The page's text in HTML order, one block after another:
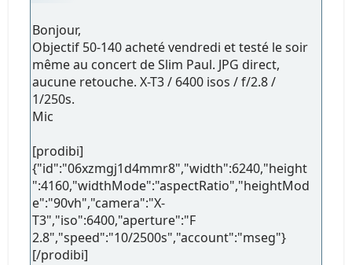
Bonjour,
Objectif 50-140 acheté vendredi et testé le soir
même au concert de Slim Paul. JPG direct,
aucune retouche. X-T3 / 6400 isos / f/2.8 /
1/250s.
Mic
[prodibi]
{"id":"06xzmgj1d4mmr8","width":6240,"height
":4160,"widthMode":"aspectRatio","heightMod
e":"90vh","camera":"X-
T3","iso":6400,"aperture":"F
2.8","speed":"10/2500s","account":"mseg"}
[/prodibi]